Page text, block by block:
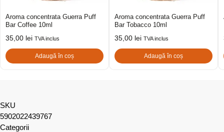
Aroma concentrata Guerra Puff
Bar Coffee 10ml
35,00 lei TVA inclus
Adaugă în coș
Aroma concentrata Guerra Puff
Bar Tobacco 10ml
35,00 lei TVA inclus
Adaugă în coș
SKU
5902022439767
Categorii